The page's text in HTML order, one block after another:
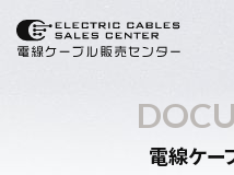
電線ケー